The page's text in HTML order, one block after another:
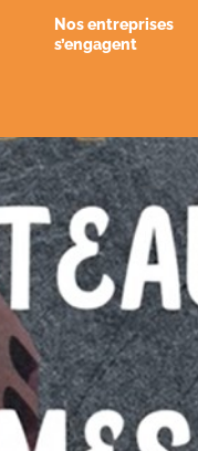
Nos entreprises
s’engagent